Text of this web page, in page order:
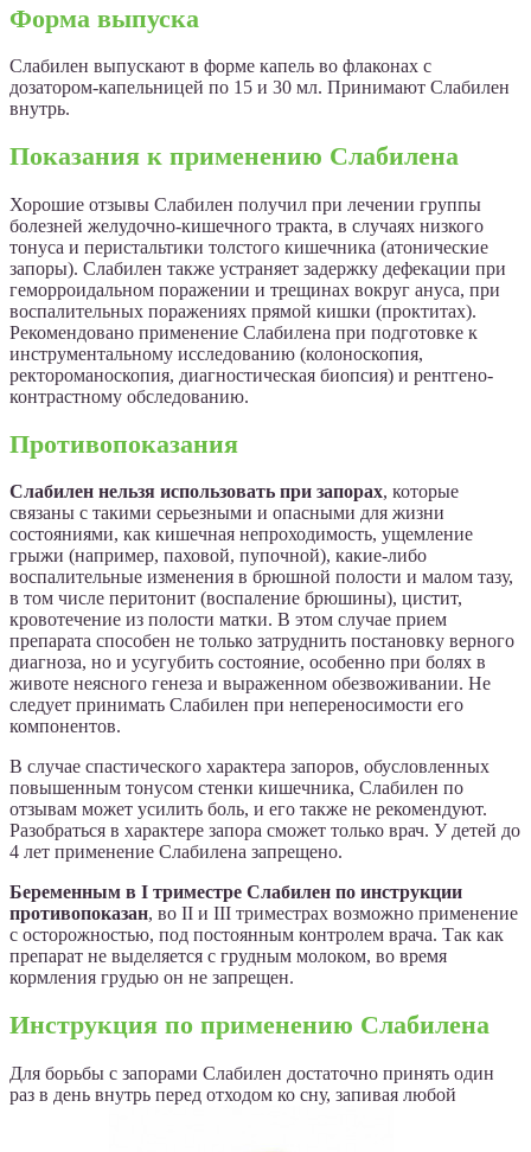
Форма выпуска
Слабилен выпускают в форме капель во флаконах с
дозатором-капельницей по 15 и 30 мл. Принимают Слабилен
внутрь.
Показания к применению Слабилена
Хорошие отзывы Слабилен получил при лечении группы
болезней желудочно-кишечного тракта, в случаях низкого
тонуса и перистальтики толстого кишечника (атонические
запоры). Слабилен также устраняет задержку дефекации при
геморроидальном поражении и трещинах вокруг ануса, при
воспалительных поражениях прямой кишки (проктитах).
Рекомендовано применение Слабилена при подготовке к
инструментальному исследованию (колоноскопия,
ректороманоскопия, диагностическая биопсия) и рентгено-
контрастному обследованию.
Противопоказания
Слабилен нельзя использовать при запорах, которые
связаны с такими серьезными и опасными для жизни
состояниями, как кишечная непроходимость, ущемление
грыжи (например, паховой, пупочной), какие-либо
воспалительные изменения в брюшной полости и малом тазу,
в том числе перитонит (воспаление брюшины), цистит,
кровотечение из полости матки. В этом случае прием
препарата способен не только затруднить постановку верного
диагноза, но и усугубить состояние, особенно при болях в
животе неясного генеза и выраженном обезвоживании. Не
следует принимать Слабилен при непереносимости его
компонентов.
В случае спастического характера запоров, обусловленных
повышенным тонусом стенки кишечника, Слабилен по
отзывам может усилить боль, и его также не рекомендуют.
Разобраться в характере запора сможет только врач. У детей до
4 лет применение Слабилена запрещено.
Беременным в I триместре Слабилен по инструкции
противопоказан, во II и III триместрах возможно применение
с осторожностью, под постоянным контролем врача. Так как
препарат не выделяется с грудным молоком, во время
кормления грудью он не запрещен.
Инструкция по применению Слабилена
Для борьбы с запорами Слабилен достаточно принять один
раз в день внутрь перед отходом ко сну, запивая любой